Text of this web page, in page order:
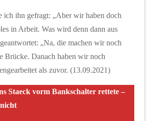
ich ihn gefragt: „Aber wir haben doch
in Arbeit. Was wird denn dann aus
„Na, die machen wir noch
Brücke. Danach haben wir noch
als zuvor. (13.09.2021)
Staeck vorm Bankschalter rettete –